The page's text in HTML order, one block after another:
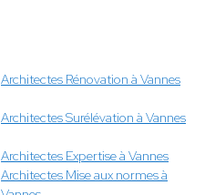
Architectes Rénovation à Vannes
Architectes Surélévation à Vannes
Architectes Expertise à Vannes
Architectes Mise aux normes à